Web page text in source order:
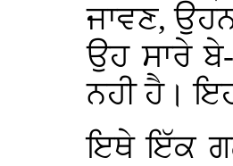
ਜਾਵਣ,
ਉਹ ਸਾਰੇ
ਨਹੀ ਹੈ।
ਇਥੇ ਇੱਕ